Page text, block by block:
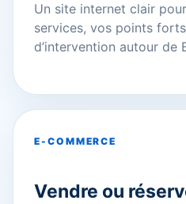
Un site internet clair
services, vos points
d’intervention autour de
E-COMMERCE
Vendre ou